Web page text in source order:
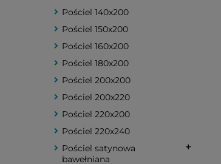
Pościel 140x200
Pościel 150x200
Pościel 160x200
Pościel 180x200
Pościel 200x200
Pościel 200x220
Pościel 220x200
Pościel 220x240
Pościel satynowa
bawełniana